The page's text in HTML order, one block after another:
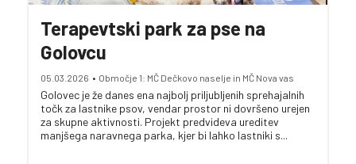
Terapevtski park za pse na
Golovcu
05.03.2026 • Območje 1: MČ Dečkovo naselje in MČ Nova vas
Golovec je že danes ena najbolj priljubljenih sprehajalnih
točk za lastnike psov, vendar prostor ni dovršeno urejen
za skupne aktivnosti. Projekt predvideva ureditev
manjšega naravnega parka, kjer bi lahko lastniki s...